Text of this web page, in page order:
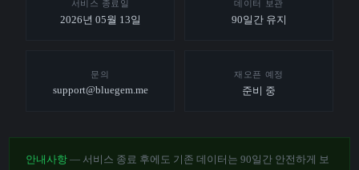
서비스 종료일
2026년 05월 13일
데이터 보관
90일간 유지
문의
support@bluegem.me
재오픈 예정
준비 중
안내사항 — 서비스 종료 후에도 기존 데이터는 90일간 안전하게 보